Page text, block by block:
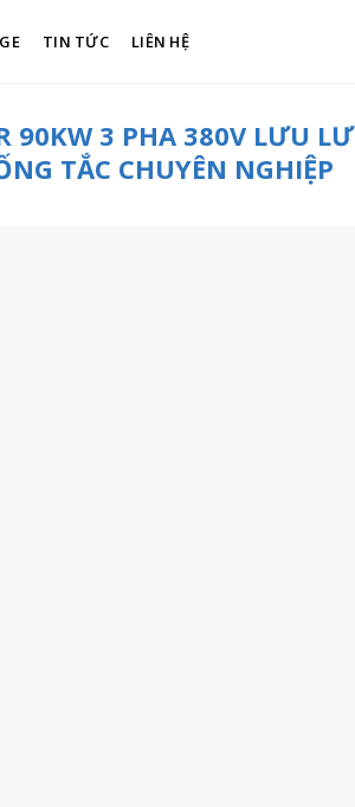
TIN TỨC LIÊN HỆ
90KW 3 PHA 380V LƯU
TẮC CHUYÊN NGHIỆP